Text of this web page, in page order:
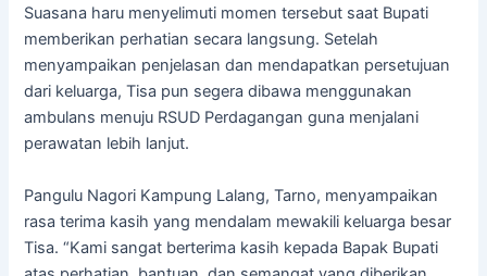
Suasana haru menyelimuti momen tersebut saat Bupati
memberikan perhatian secara langsung. Setelah
menyampaikan penjelasan dan mendapatkan persetujuan
dari keluarga, Tisa pun segera dibawa menggunakan
ambulans menuju RSUD Perdagangan guna menjalani
perawatan lebih lanjut.
Pangulu Nagori Kampung Lalang, Tarno, menyampaikan
rasa terima kasih yang mendalam mewakili keluarga besar
Tisa. “Kami sangat berterima kasih kepada Bapak Bupati